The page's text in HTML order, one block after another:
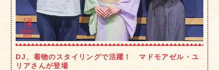
DJ、着物のスタイリングで活躍！ マドモアゼル・ユ
リアさんが登場